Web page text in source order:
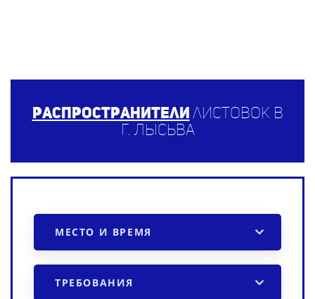
Распространители листовок в
г. Лысьва
МЕСТО И ВРЕМЯ
ТРЕБОВАНИЯ